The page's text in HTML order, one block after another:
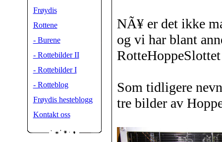
Frøydis
Rottene
- Burene
- Rottebilder II
- Rottebilder I
- Rotteblog
Frøydis hesteblogg
Kontakt oss
NÃ¥ er det ikke
og vi har blant
Som tidligere
tre bilder av